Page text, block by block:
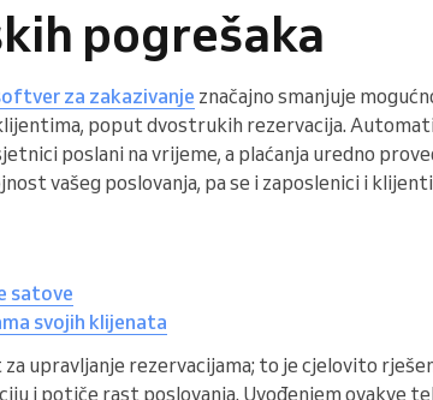
pogrešaka
za zakazivanje značajno smanjuje
poput dvostrukih rezervacija.
poslani na vrijeme, a plaćanja uredno
vašeg poslovanja, pa se i zaposlenici i
satove
svojih klijenata
za upravljanje rezervacijama; to je cjelovito
i potiče rast poslovanja. Uvođenjem ovakve